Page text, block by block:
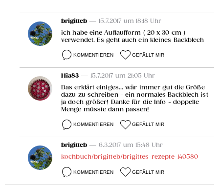
brigitteb — 15.7.2017 um 18:18 Uhr
ich habe eine Auflaufform ( 20 x 30 cm )
verwendet. Es geht auch ein kleines Backblech
KOMMENTIEREN GEFÄLLT MIR
Hia83 — 15.7.2017 um 21:05 Uhr
Das erklärt einiges... wär immer gut die Größe
dazu zu schreiben - ein normales Backblech ist
ja doch größer! Danke für die Info - doppelte
Menge müsste dann passen!
KOMMENTIEREN GEFÄLLT MIR
brigitteb — 6.3.2017 um 15:48 Uhr
kochbuch/brigitteb/brigittes-rezepte-140580
KOMMENTIEREN GEFÄLLT MIR